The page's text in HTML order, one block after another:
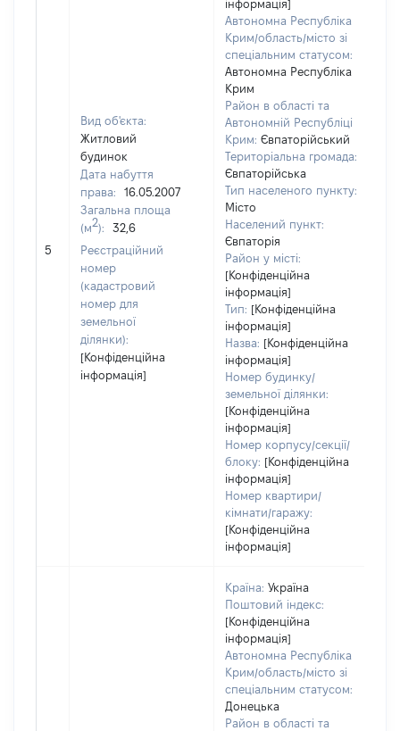
5
Вид об'єкта:
Житловий
будинок
Дата набуття
права:
16.05.2007
Загальна площа
(м2):
32,6
Реєстраційний
номер
(кадастровий
номер для
земельної
ділянки):
[Конфіденційна
інформація]
інформація]
Автономна Республіка
Крим/область/місто зі
спеціальним статусом:
Автономна Республіка
Крим
Район в області та
Автономній Республіці
Крим: Євпаторійський
Територіальна громада:
Євпаторійська
Тип населеного пункту:
Місто
Населений пункт:
Євпаторія
Район у місті:
[Конфіденційна
інформація]
Тип: [Конфіденційна
інформація]
Назва: [Конфіденційна
інформація]
Номер будинку/
земельної ділянки:
[Конфіденційна
інформація]
Номер корпусу/секції/
блоку: [Конфіденційна
інформація]
Номер квартири/
кімнати/гаражу:
[Конфіденційна
інформація]
Країна: Україна
Поштовий індекс:
[Конфіденційна
інформація]
Автономна Республіка
Крим/область/місто зі
спеціальним статусом:
Донецька
Район в області та